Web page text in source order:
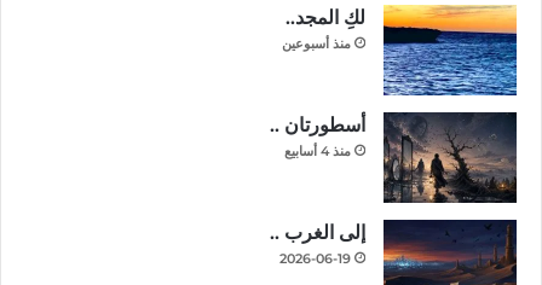
لكِ المجد..
منذ أسبوعين
أسطورتان ..
منذ 4 أسابيع
إلى الغرب ..
2026-06-19